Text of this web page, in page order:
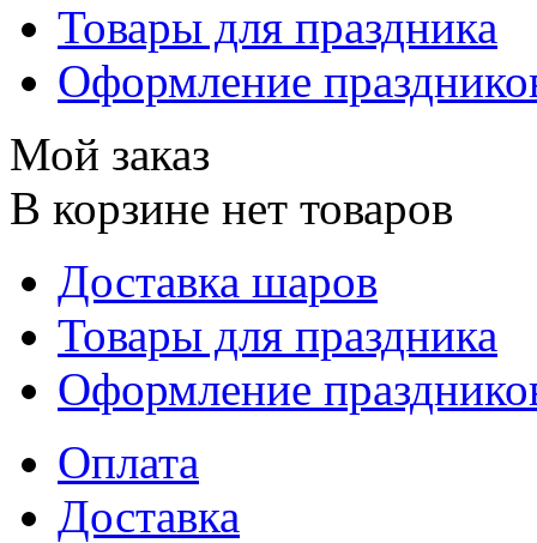
Товары для праздника
Оформление
Мой заказ
В корзине нет товаров
Доставка шаров
Товары для праздника
Оформление
Оплата
Доставка